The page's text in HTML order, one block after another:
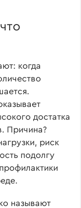
когда
достатка
Причина?
риск
подолгу
называют